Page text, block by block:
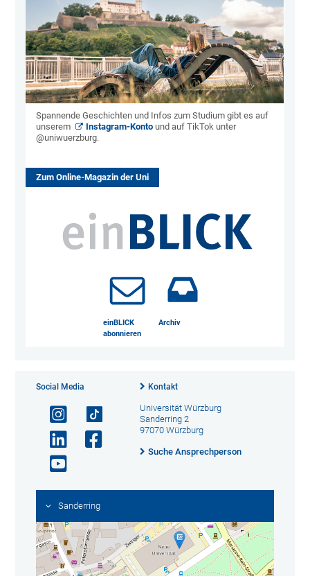
Spannende Geschichten und Infos zum Studium gibt es auf
unserem
Instagram-Konto und auf TikTok unter
@uniwuerzburg.
Zum Online-Magazin der Uni
einBLICK
abonnieren
Archiv
Social Media Kontakt
Universität Würzburg
Sanderring 2
97070 Würzburg
Suche Ansprechperson
Sanderring